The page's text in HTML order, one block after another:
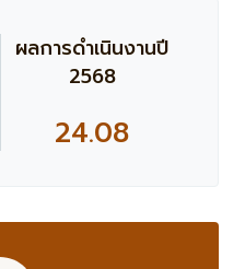
ผลการดำเนินงานปี
2568
24.08